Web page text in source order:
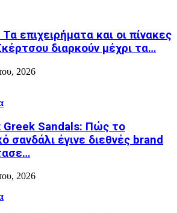
επιχειρήματα και οι πίνακες
διαρκούν μέχρι τα…
2026
Greek Sandals: Πώς το
σανδάλι έγινε διεθνές brand
2026